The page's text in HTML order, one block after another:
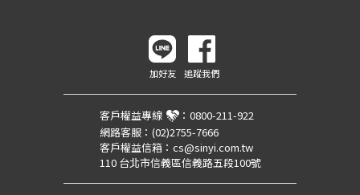
加好友 追蹤我們
客戶權益專線 ： 0800-211-922
網路客服： (02)2755-7666
客戶權益信箱： cs@sinyi.com.tw
110 台北市信義區信義路五段100號